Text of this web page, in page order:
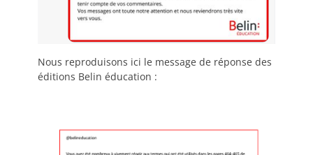
Nous reproduisons ici le message de réponse des
éditions Belin éducation :